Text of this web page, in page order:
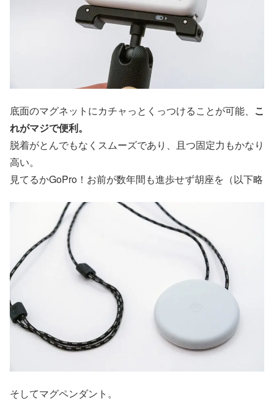
底面のマグネットにカチャっとくっつけることが可能、 こ
れがマジで便利。
脱着がとんでもなくスムーズであり、且つ固定力もかなり
高い。
見てるかGoPro！お前が数年間も進歩せず胡座を（以下略
そしてマグペンダント。